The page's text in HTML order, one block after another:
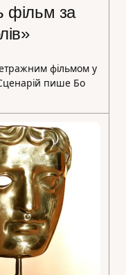
фільм за
фільмом у
Сценарій пише Бо